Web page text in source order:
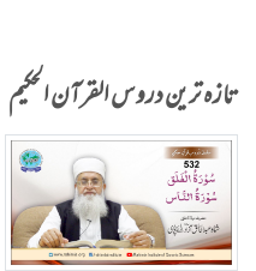
تازہ ترین دروس القرآن الحکیم